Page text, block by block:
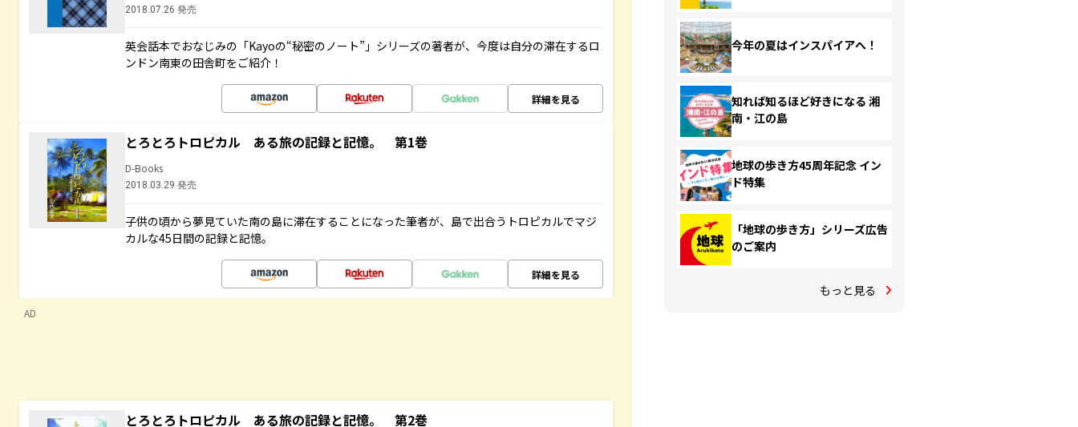
2018.07.26 発売
英会話本でおなじみの「Kayoの“秘密のノート”」シリーズの著者が、今度は自分の滞在するロ
ンドン南東の田舎町をご紹介！
詳細を見る
とろとろトロピカル ある旅の記録と記憶。 第1巻
D-Books
2018.03.29 発売
子供の頃から夢見ていた南の島に滞在することになった筆者が、島で出合うトロピカルでマジ
カルな45日間の記録と記憶。
詳細を見る
AD
とろとろトロピカル ある旅の記録と記憶。 第2巻
今年の夏はインスパイアへ！
知れば知るほど好きになる 湘
南・江の島
地球の歩き方45周年記念 イン
ド特集
「地球の歩き方」シリーズ広告
のご案内
もっと見る